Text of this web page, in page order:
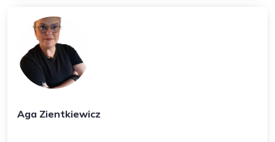
Aga Zientkiewicz